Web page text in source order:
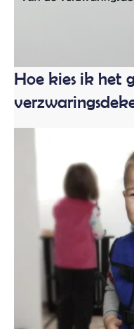
Hoe kies ik het